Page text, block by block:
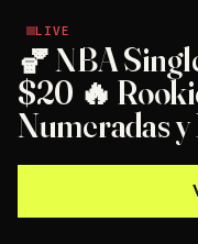
LIVE
LIVE
🏀 NBA
$20 🔥
Numeradas